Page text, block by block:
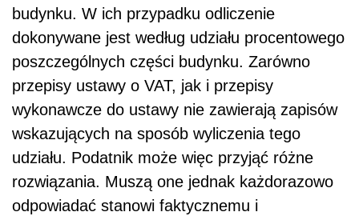
budynku. W ich przypadku odliczenie
dokonywane jest według udziału procentowego
poszczególnych części budynku. Zarówno
przepisy ustawy o VAT, jak i przepisy
wykonawcze do ustawy nie zawierają zapisów
wskazujących na sposób wyliczenia tego
udziału. Podatnik może więc przyjąć różne
rozwiązania. Muszą one jednak każdorazowo
odpowiadać stanowi faktycznemu i